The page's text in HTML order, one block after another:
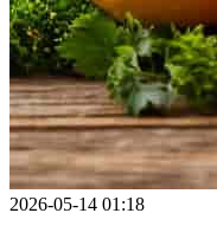
План
питания
2026-05-14 01:18